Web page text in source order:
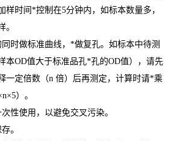
样时间 *控制在5分钟内，如标本数量多，
。
时做标准曲线， *做复孔。如标本中待测
本OD值大于标准品孔*孔的OD值），请先
一定倍数（n 倍）后再测定，计算时请*乘
）。
性使用，以避免交叉污染。
。